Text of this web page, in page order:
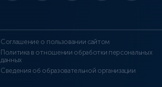
Соглашение о пользовании сайтом
Политика в отношении обработки персональных
данных
Сведения об образовательной организации